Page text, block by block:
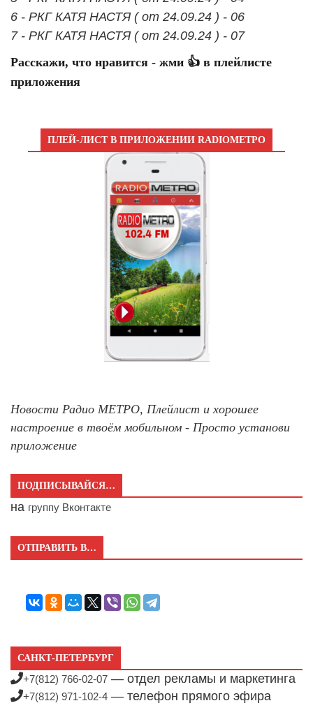
6 - РКГ КАТЯ НАСТЯ ( от 24.09.24 ) - 06
7 - РКГ КАТЯ НАСТЯ ( от 24.09.24 ) - 07
Расскажи, что нравится - жми 👍 в плейлисте
приложения
ПЛЕЙ-ЛИСТ В ПРИЛОЖЕНИИ RADIOМЕТРО
Новости Радио МЕТРО, Плейлист и хорошее
настроение в твоём мобильном - Просто установи
приложение
ПОДПИСЫВАЙСЯ…
на группу Вконтакте
ОТПРАВИТЬ В…
САНКТ-ПЕТЕРБУРГ
+7(812) 766-02-07 — отдел рекламы и маркетинга
+7(812) 971-102-4 — телефон прямого эфира